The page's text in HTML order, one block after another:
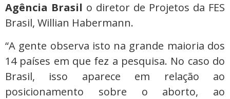
Agência Brasil o diretor de Projetos da FES
Brasil, Willian Habermann.
“A gente observa isto na grande maioria dos
14 países em que fez a pesquisa. No caso do
Brasil, isso aparece em relação ao
posicionamento sobre o aborto, ao